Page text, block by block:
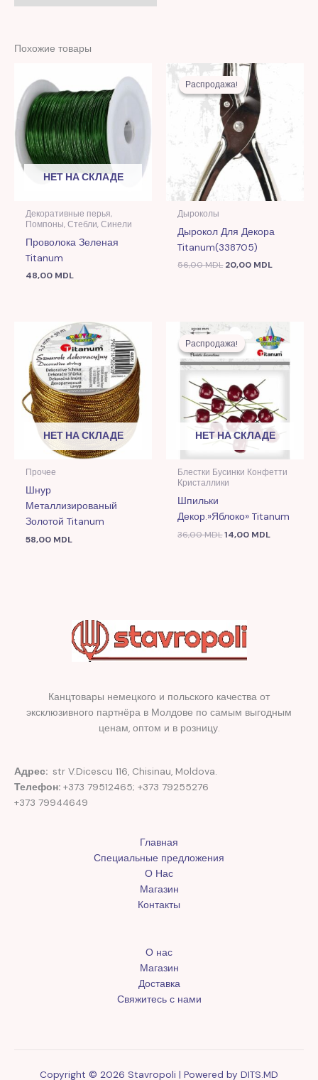
Похожие товары
НЕТ НА СКЛАДЕ
Декоративные перья,
Помпоны, Стебли, Синели
Проволока Зеленая
Titanum
48,00 MDL
Распродажа!
Распродажа!
Дыроколы
Дырокол Для Декора
Titanum(338705)
56,00MDL
Первоначальная
цена
составляла
56,00 MDL.
20,00 MDL
НЕТ НА СКЛАДЕ
Прочее
Шнур
Металлизированый
Золотой Titanum
58,00 MDL
Распродажа!
НЕТ НА СКЛАДЕ
Распродажа!
Блестки Бусинки Конфетти
Кристаллики
Шпильки
Декор.»Яблоко» Titanum
36,00MDL
Первоначальная
составляла
36,00 MDL.
14,00 MDL
Текущая
цена:
14,00 MDL.
Канцтовары немецкого и польского качества от
эксклюзивного партнёра в Молдове по самым выгодным
ценам, оптом и в розницу.
Адрес: str V.Dicescu 116, Chisinau, Moldova.
Телефон: +373 79512465; +373 79255276
+373 79944649
Главная
Специальные предложения
О Нас
Магазин
Контакты
О нас
Магазин
Доставка
Свяжитесь с нами
Copyright © 2026 Stavropoli | Powered by DITS.MD